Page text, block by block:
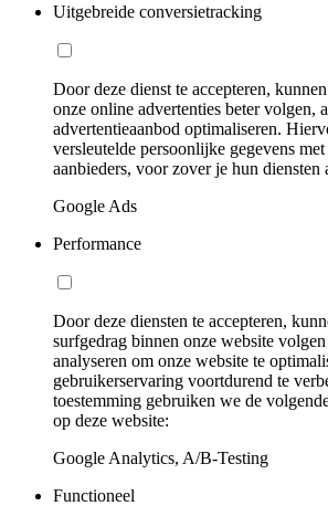
Uitgebreide conversietracking
Door deze dienst te accepteren,
onze online advertenties beter volgen,
advertentieaanbod optimaliseren.
versleutelde persoonlijke gegevens
aanbieders, voor zover je hun diensten
Google Ads
Performance
Door deze diensten te accepteren,
surfgedrag binnen onze website
analyseren om onze website te
gebruikerservaring voortdurend te
toestemming gebruiken we de
op deze website:
Google Analytics, A/B-Testing
Functioneel